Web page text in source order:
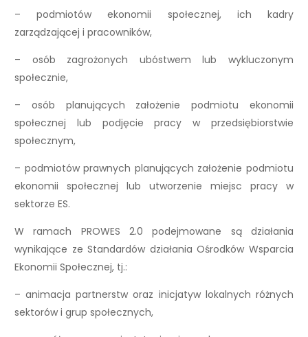
– podmiotów ekonomii społecznej, ich kadry
zarządzającej i pracowników,
– osób zagrożonych ubóstwem lub wykluczonym
społecznie,
– osób planujących założenie podmiotu ekonomii
społecznej lub podjęcie pracy w przedsiębiorstwie
społecznym,
– podmiotów prawnych planujących założenie podmiotu
ekonomii społecznej lub utworzenie miejsc pracy w
sektorze ES.
W ramach PROWES 2.0 podejmowane są działania
wynikające ze Standardów działania Ośrodków Wsparcia
Ekonomii Społecznej, tj.:
– animacja partnerstw oraz inicjatyw lokalnych różnych
sektorów i grup społecznych,